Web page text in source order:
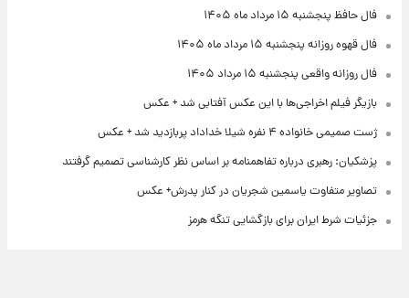
فال حافظ پنجشنبه ۱۵ مرداد ماه ۱۴۰۵
فال قهوه روزانه پنجشنبه ۱۵ مرداد ماه ۱۴۰۵
فال روزانه واقعی پنجشنبه ۱۵ مرداد ۱۴۰۵
بازیگر فیلم اخراجی‌ها با این عکس آفتابی شد + عکس
ژست صمیمی خانواده ۴ نفره شیلا خداداد پربازدید شد + عکس
پزشکیان: رهبری درباره تفاهمنامه بر اساس نظر کارشناسی تصمیم گرفتند
تصاویر متفاوت یاسمین شجریان در کنار پدرش+ عکس
جزئیات شرط ایران برای بازگشایی تنگه هرمز